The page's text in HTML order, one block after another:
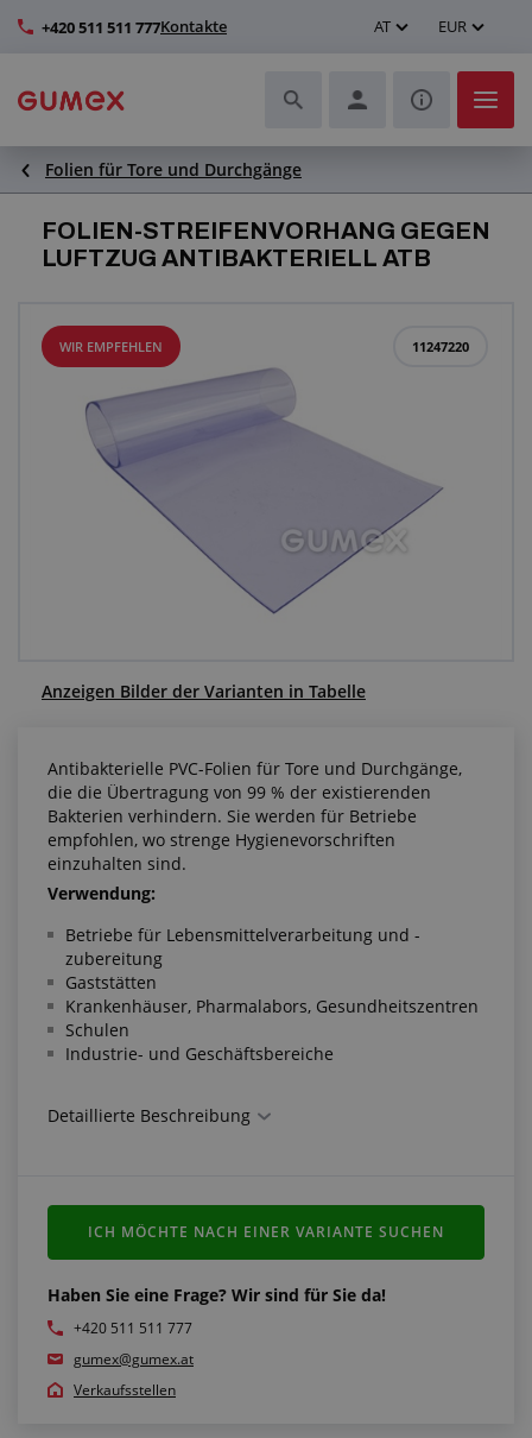
+420 511 511 777Kontakte AT EUR
Schläuche und deren Komplettierung
Profile und Herstellung von Dichtungen
Transportbänder und Montage
Verbesserung der Arbeitsumgebung
Weitere Gummi- und Kunststoffprodukte
Folien für Tore und Durchgänge
FOLIEN-STREIFENVORHANG GEGEN
LUFTZUG ANTIBAKTERIELL ATB
11247220
WIR EMPFEHLEN
Anzeigen Bilder der Varianten in Tabelle
Antibakterielle PVC-Folien für Tore und Durchgänge,
die die Übertragung von 99 % der existierenden
Bakterien verhindern. Sie werden für Betriebe
empfohlen, wo strenge Hygienevorschriften
einzuhalten sind.
Verwendung:
Betriebe für Lebensmittelverarbeitung und -
zubereitung
Gaststätten
Krankenhäuser, Pharmalabors, Gesundheitszentren
Schulen
Industrie- und Geschäftsbereiche
Technische Parameter:
Farbe: transparent
Arbeitstemperatur: -20 °C/+60 °C
Normen:
Hergestellt und zertifiziert gemäß ISO 22196:2011
Weitere Informationen:
Detaillierte Beschreibung
Haben Sie eine Frage? Wir sind für Sie da!
+420 511 511 777
gumex@gumex.at
Verkaufsstellen
ICH MÖCHTE NACH EINER VARIANTE SUCHEN